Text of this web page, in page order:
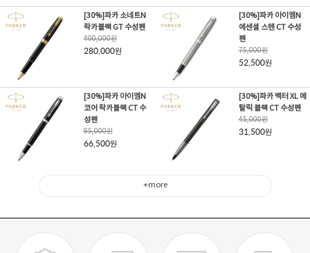
[30%]파카 소네트N
락카블랙 GT 수성펜
400,000원
280,000원
[30%]파카 아이엠N
에센셜 스텐 CT 수성
펜
75,000원
52,500원
[30%]파카 아이엠N
코어 락카블랙 CT 수
성펜
95,000원
66,500원
[30%]파카 벡터 XL 메
탈릭 블랙 CT 수성펜
45,000원
31,500원
+more